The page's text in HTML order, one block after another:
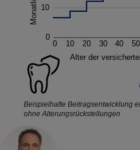
Beispielhafte Beitragsentwicklung
ohne Alterungsrückstellungen